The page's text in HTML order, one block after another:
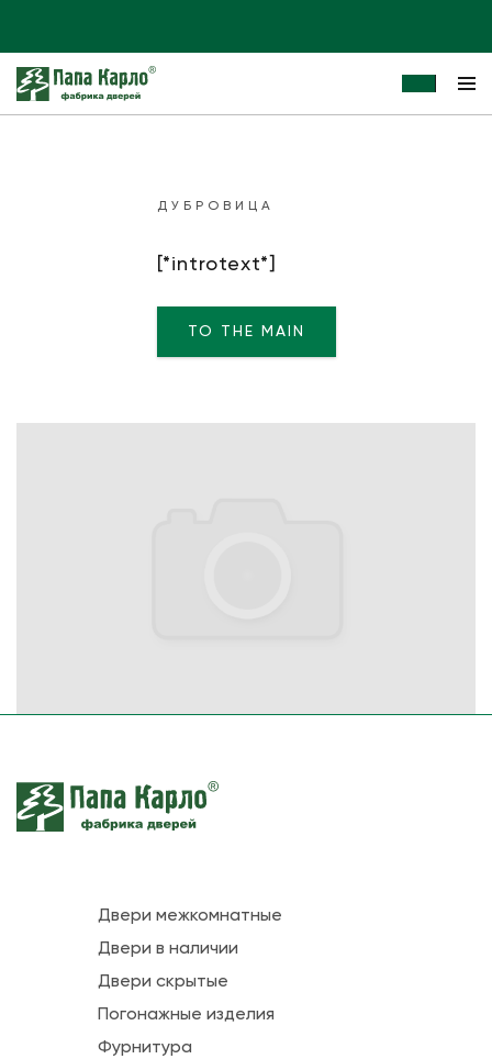
ДУБРОВИЦА
[*introtext*]
TO THE MAIN
Двери межкомнатные
Двери в наличии
Двери скрытые
Погонажные изделия
Фурнитура